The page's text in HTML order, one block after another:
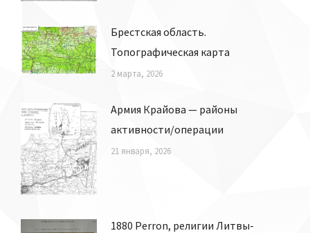
Брестская область.
Топографическая карта
2 марта, 2026
Армия Крайова — районы
активности/операции
21 января, 2026
1880 Perron, религии Литвы-